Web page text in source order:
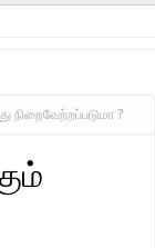
நிறைவேற்றப்படுமா ?